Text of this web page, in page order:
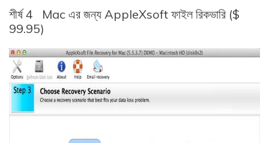
শীর্ষ 4
Mac এর জন্য AppleXsoft ফাইল রিকভারি ($
99.95)